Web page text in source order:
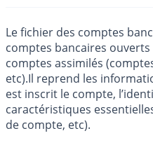
Le fichier des comptes
comptes bancaires ouverts
comptes assimilés
etc).Il reprend les
est inscrit le compte,
caractéristiques
de compte, etc).